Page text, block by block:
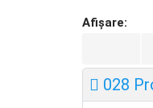
Afișare:
028